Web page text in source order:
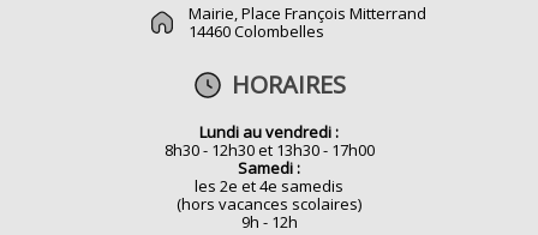
Mairie, Place François Mitterrand
14460 Colombelles
HORAIRES
Lundi au vendredi :
8h30 - 12h30 et 13h30 - 17h00
Samedi :
les 2e et 4e samedis
(hors vacances scolaires)
9h - 12h